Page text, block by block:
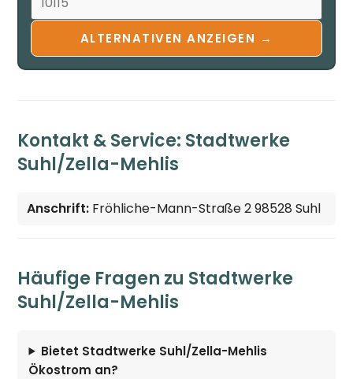
ALTERNATIVEN ANZEIGEN →
Kontakt & Service: Stadtwerke
Suhl/Zella-Mehlis
Anschrift: Fröhliche-Mann-Straße 2 98528 Suhl
Häufige Fragen zu Stadtwerke
Suhl/Zella-Mehlis
Bietet Stadtwerke Suhl/Zella-Mehlis
Ökostrom an?